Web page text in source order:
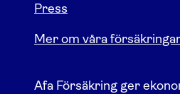
Press
Mer om våra
Afa Försäkring ger